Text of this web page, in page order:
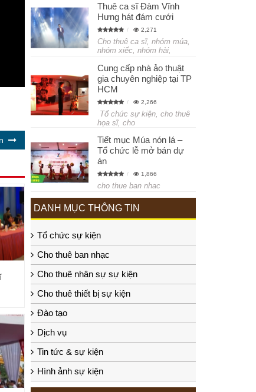
Thuê ca sĩ Đàm Vĩnh
Hưng hát đám cưới
2,271
Cho thuê ca sĩ, nhóm múa,
nhóm xiếc, nhóm hài,
Cung cấp nhà ảo thuật
gia chuyên nghiệp tại TP
HCM
2,266
Tổ chức sự kiện, cho thuê
họa sĩ, cho
Tiết mục Múa nón lá –
Tổ chức lễ mở bán dự
án
1,866
cho thue ban nhac
DANH MỤC THÔNG TIN
Tổ chức sự kiện
Cho thuê ban nhạc
Cho thuê nhân sự sự kiện
Cho thuê thiết bị sự kiện
Đào tạo
Dịch vụ
Tin tức & sự kiện
Hình ảnh sự kiện